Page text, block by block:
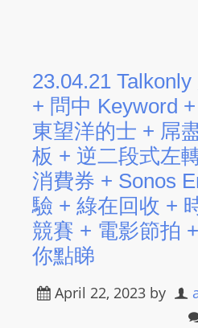
23.04.21
+ 問中 Keyword
東望洋的士 + 屌
板 + 逆二段式左
消費券 + Sonos
驗 + 綠在回收 +
競賽 + 電影節拍
你點睇
April 22, 2023 by